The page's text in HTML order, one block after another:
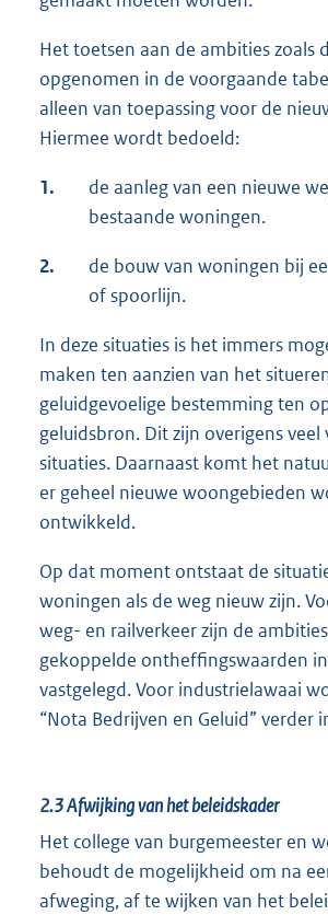
Het toetsen aan de ambities zoals
opgenomen in de voorgaande
alleen van toepassing voor de
Hiermee wordt bedoeld:
1.
de aanleg van een nieuwe
bestaande woningen.
2.
de bouw van woningen bij
of spoorlijn.
In deze situaties is het immers
maken ten aanzien van het
geluidgevoelige bestemming ten
geluidsbron. Dit zijn overigens
situaties. Daarnaast komt het
er geheel nieuwe woongebieden
ontwikkeld.
Op dat moment ontstaat de
woningen als de weg nieuw zijn.
weg- en railverkeer zijn de
gekoppelde ontheffingswaarden
vastgelegd. Voor industrielawaai
“Nota Bedrijven en Geluid” verder
2.3Afwijking van het beleidskader
Het college van burgemeester en
behoudt de mogelijkheid om na
afweging, af te wijken van het